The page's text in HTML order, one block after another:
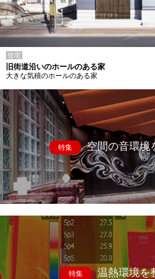
住宅
旧街道沿いのホールのある家
大きな気積のホールのある家
特集 空間の音環境
特集 温熱環境を